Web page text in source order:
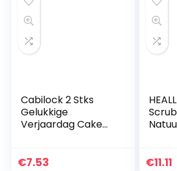
Cabilock 2 Stks
Gelukkige
Verjaardag Cake
Cake Topper
€7.53
Voor
€11.11